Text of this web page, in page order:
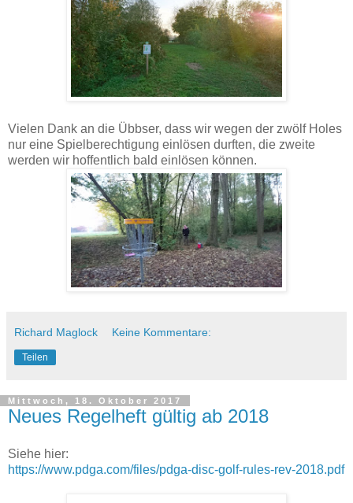
Vielen Dank an die Übbser, dass wir wegen der zwölf Holes
nur eine Spielberechtigung einlösen durften, die zweite
werden wir hoffentlich bald einlösen können.
Richard Maglock Keine Kommentare:
Teilen
Mittwoch, 18. Oktober 2017
Neues Regelheft gültig ab 2018
Siehe hier:
https://www.pdga.com/files/pdga-disc-golf-rules-rev-2018.pdf